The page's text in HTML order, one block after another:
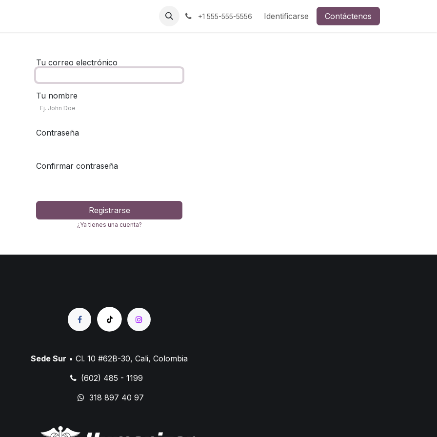
Eventos +1 555-555-5556 Identificarse Contáctenos
Tu correo electrónico
Tu nombre
Contraseña
Confirmar contraseña
Registrarse
¿Ya tienes una cuenta?
Sede Sur • Cl. 10 #62B-30, Cali, Colombia
(602) 485 - 1199
318 897 40 97